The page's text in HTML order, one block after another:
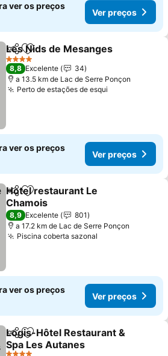
ver os preços
Ver preços
PartilharAdicionar aos favoritos
Les Nids de Mesanges
4 Estrelas
8,8 Excelente
34
a 13.5 km de Lac de Serre Ponçon
Perto de estações de esqui
ver os preços
Ver preços
PartilharAdicionar aos favoritos
Hotel restaurant Le
Chamois
Ver preços
8,9 Excelente
801
a 17.2 km de Lac de Serre Ponçon
Piscina coberta sazonal
ver os preços
Ver preços
PartilharAdicionar aos favoritos
Logis-Hôtel Restaurant &
Spa Les Autanes